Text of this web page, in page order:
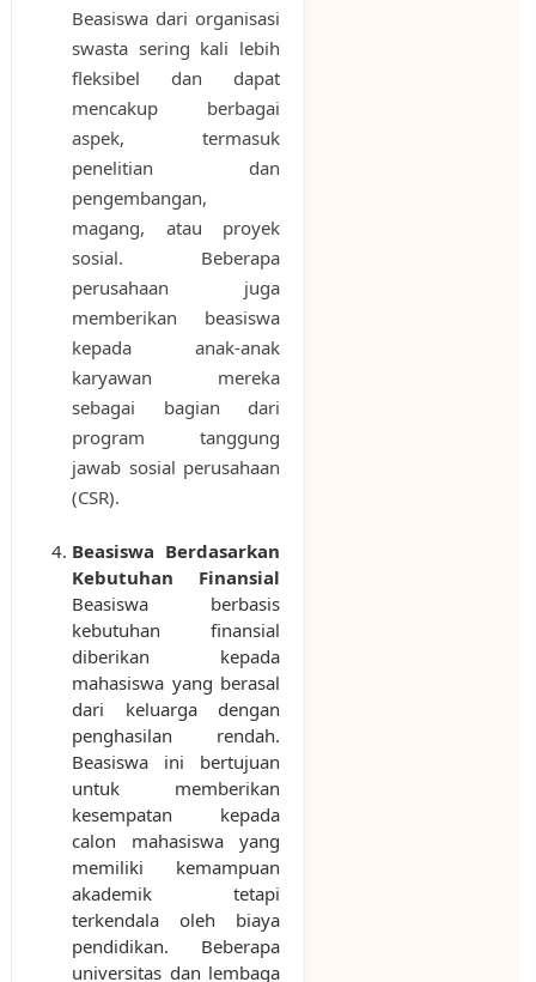
Beasiswa dari organisasi
swasta sering kali lebih
fleksibel dan dapat
mencakup berbagai
aspek, termasuk
penelitian dan
pengembangan,
magang, atau proyek
sosial. Beberapa
perusahaan juga
memberikan beasiswa
kepada anak-anak
karyawan mereka
sebagai bagian dari
program tanggung
jawab sosial perusahaan
(CSR).
Beasiswa Berdasarkan
Kebutuhan Finansial
Beasiswa berbasis
kebutuhan finansial
diberikan kepada
mahasiswa yang berasal
dari keluarga dengan
penghasilan rendah.
Beasiswa ini bertujuan
untuk memberikan
kesempatan kepada
calon mahasiswa yang
memiliki kemampuan
akademik tetapi
terkendala oleh biaya
pendidikan. Beberapa
universitas dan lembaga